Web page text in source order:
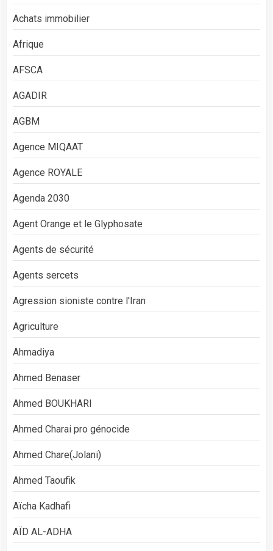
Achats immobilier
Afrique
AFSCA
AGADIR
AGBM
Agence MIQAAT
Agence ROYALE
Agenda 2030
Agent Orange et le Glyphosate
Agents de sécurité
Agents sercets
Agression sioniste contre l'Iran
Agriculture
Ahmadiya
Ahmed Benaser
Ahmed BOUKHARI
Ahmed Charai pro génocide
Ahmed Chare(Jolani)
Ahmed Taoufik
Aïcha Kadhafi
AÏD AL-ADHA